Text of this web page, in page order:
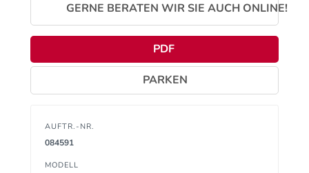
GERNE BERATEN WIR SIE AUCH ONLINE!
PDF
PARKEN
AUFTR.-NR.
084591
MODELL